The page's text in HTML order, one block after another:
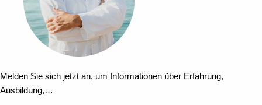
Melden Sie sich jetzt an, um Informationen über Erfahrung,
Ausbildung,…